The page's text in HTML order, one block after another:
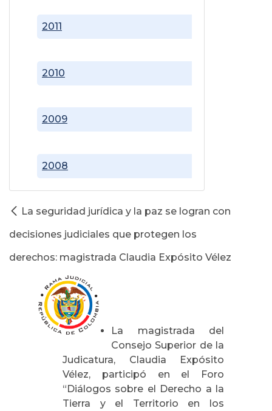
2008
2009
2010
2011
La seguridad jurídica y la paz se logran con
decisiones judiciales que protegen los
derechos: magistrada Claudia Expósito Vélez
La magistrada del
Consejo Superior de la
Judicatura, Claudia Expósito
Vélez, participó en el Foro
“Diálogos sobre el Derecho a la
Tierra y el Territorio en los